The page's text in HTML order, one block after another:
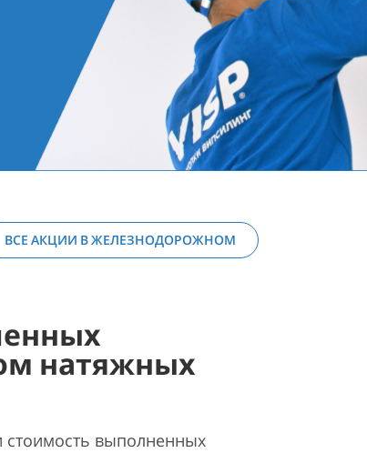
ВСЕ АКЦИИ В ЖЕЛЕЗНОДОРОЖНОМ
натяжных
выполненных